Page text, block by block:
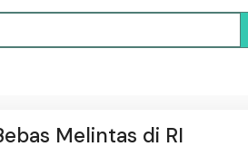
Melintas di RI